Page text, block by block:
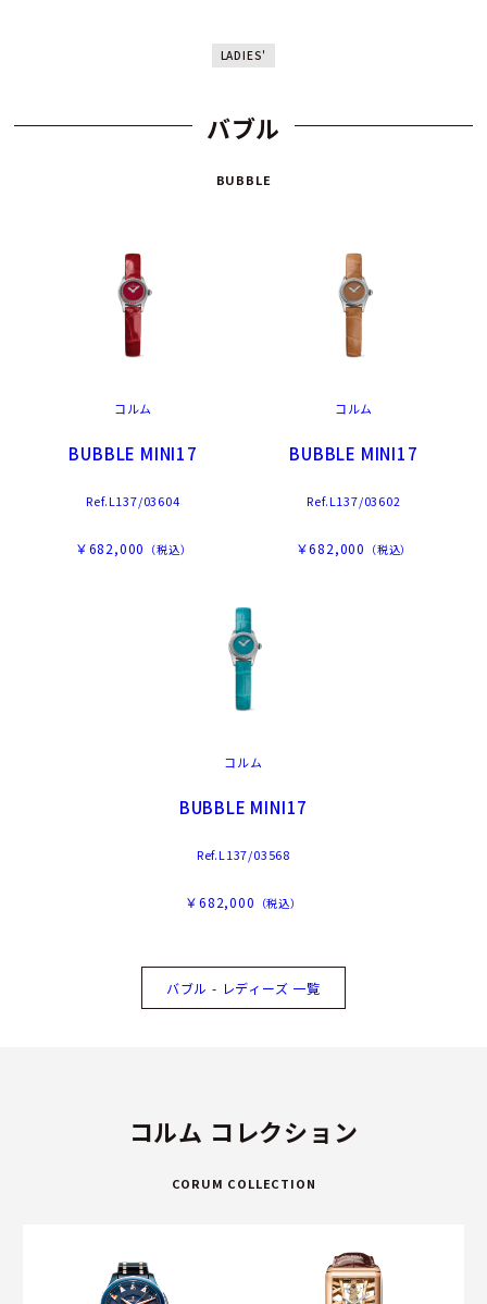
LADIES'
バブル
BUBBLE
コルム
BUBBLE MINI17
Ref.L137/03604
￥682,000 （税込）
コルム
BUBBLE MINI17
Ref.L137/03602
￥682,000 （税込）
コルム
BUBBLE MINI17
Ref.L137/03568
￥682,000 （税込）
バブル - レディーズ 一覧
コルム コレクション
CORUM COLLECTION